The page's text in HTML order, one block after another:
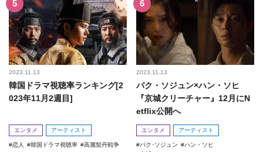
2023.11.13
韓国ドラマ視聴率ランキング[2
023年11月2週目]
エンタメ アーティスト
恋人 韓国ドラマ視聴率 高麗契丹戦争
2023.11.13
パク・ソジュン×ハン・ソヒ
『京城クリーチャー』12月にN
etflix公開へ
エンタメ アーティスト
パク･ソジュン
ハン・ソヒ